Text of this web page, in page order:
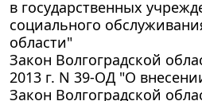
в государственных
социального
области"
Закон Волгоградской
2013 г. N 39-ОД "О
Закон Волгоградской